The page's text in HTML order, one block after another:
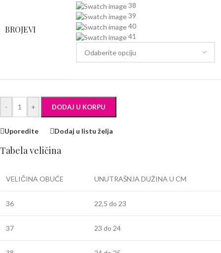
BROJEVI
38
39
40
41
- + DODAJ U KORPU
Uporedite Dodaj u listu želja
Tabela veličina
VELIČINA OBUĆE UNUTRAŠNJA DUŽINA U CM
36 22,5 do 23
37 23 do 24